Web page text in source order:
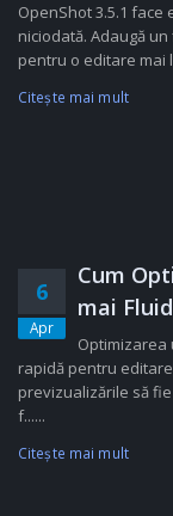
OpenShot 3.5.1 face
niciodată. Adaugă
pentru o editare mai
Citeşte mai mult
6
Apr
Cum
mai
Optimizarea
rapidă pentru
previzualizările să
f......
Citeşte mai mult